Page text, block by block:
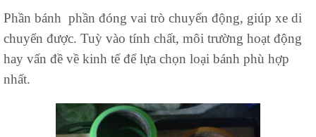
Phần bánh phần đóng vai trò chuyển động, giúp xe di
chuyển được. Tuỳ vào tính chất, môi trường hoạt động
hay vấn đề về kinh tế để lựa chọn loại bánh phù hợp
nhất.